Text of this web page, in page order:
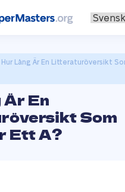
Hur Lång Är En Litteraturöversikt
Är En
Som
Ett A?